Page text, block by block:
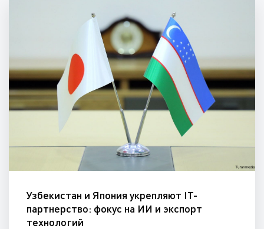
Узбекистан и Япония укрепляют IT-
партнерство: фокус на ИИ и экспорт
технологий